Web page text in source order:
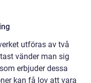
utföras av två
vänder man sig
erbjuder dessa
kan få lov att vara